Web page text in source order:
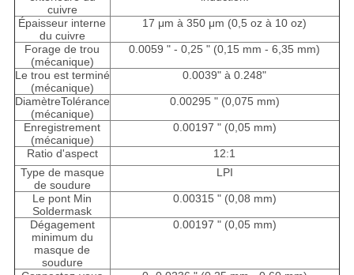
cuivre
Épaisseur interne
du cuivre
17 μm à 350 μm (0,5 oz à 10 oz)
Forage de trou
(mécanique)
0.0059 " - 0,25 " (0,15 mm - 6,35 mm)
Le trou est terminé
(mécanique)
0.0039" à 0.248"
DiamètreTolérance
(mécanique)
0.00295 " (0,075 mm)
Enregistrement
(mécanique)
0.00197 " (0,05 mm)
Ratio d'aspect
12:1
Type de masque
de soudure
LPI
Le pont Min
Soldermask
0.00315 " (0,08 mm)
Dégagement
minimum du
masque de
soudure
0.00197 " (0,05 mm)